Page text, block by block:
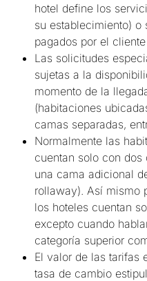
hotel define los
su establecimiento) o
pagados por el
Las solicitudes
sujetas a la
momento de la
(habitaciones
camas separadas,
Normalmente las
cuentan solo con
una cama adicional
rollaway). Así mismo
los hoteles cuentan
excepto cuando
categoría superior
El valor de las tarifas
tasa de cambio